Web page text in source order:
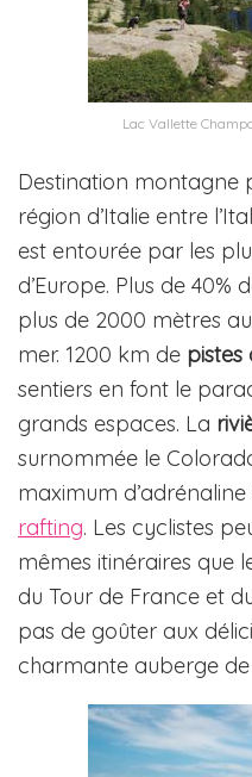
Lac Vallette
Destination montagne
région d’Italie entre
est entourée par les
d’Europe. Plus de
plus de 2000 mètres
mer. 1200 km de pistes
sentiers en font le
grands espaces. La
surnommée le
maximum d’adrénaline
rafting. Les cyclistes
mêmes itinéraires que
du Tour de France et
pas de goûter aux
charmante auberge